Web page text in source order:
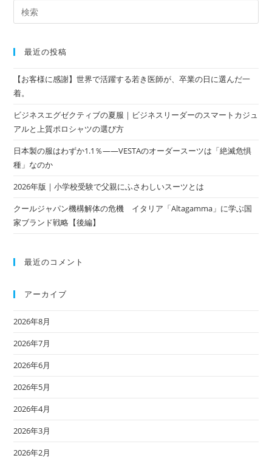
最近の投稿
【お客様に感謝】世界で活躍する若き医師が、卒業の日に選んだ一
着。
ビジネスエグゼクティブの夏服｜ビジネスリーダーのスマートカジュ
アルと上質ポロシャツの選び方
日本製の服はわずか1.1％——VESTAのオーダースーツは「絶滅危惧
種」なのか
2026年版｜小学校受験で父親にふさわしいスーツとは
クールジャパン機構解体の危機 イタリア「Altagamma」に学ぶ国
家ブランド戦略【後編】
最近のコメント
アーカイブ
2026年8月
2026年7月
2026年6月
2026年5月
2026年4月
2026年3月
2026年2月